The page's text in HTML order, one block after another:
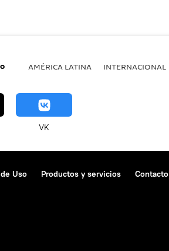
AMÉRICA LATINA INTERNACIONAL
VK
Uso Productos y servicios Contacto